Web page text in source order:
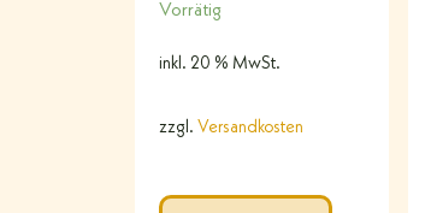
Vorrätig
inkl. 20 % MwSt.
zzgl. Versandkosten